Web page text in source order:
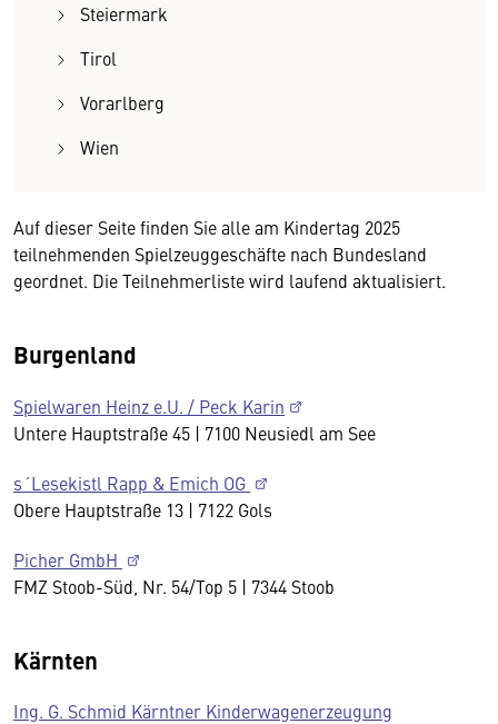
Steiermark
Tirol
Vorarlberg
Wien
Auf dieser Seite finden Sie alle am Kindertag 2025
teilnehmenden Spielzeuggeschäfte nach Bundesland
geordnet. Die Teilnehmerliste wird laufend aktualisiert.
Burgenland
Spielwaren Heinz e.U. / Peck Karin
Untere Hauptstraße 45 | 7100 Neusiedl am See
s´Lesekistl Rapp & Emich OG
Obere Hauptstraße 13 | 7122 Gols
Picher GmbH
FMZ Stoob-Süd, Nr. 54/Top 5 | 7344 Stoob
Kärnten
Ing. G. Schmid Kärntner Kinderwagenerzeugung